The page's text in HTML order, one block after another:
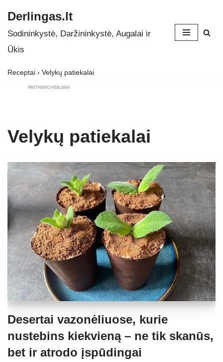
Skip
to
Derlingas.lt
Sodininkystė, Daržininkystė, Augalai ir
Ūkis
Receptai › Velykų patiekalai
PARTNERIO REKLAMA
Velykų patiekalai
Desertai vazonėliuose, kurie
nustebins kiekvieną – ne tik skanūs,
bet ir atrodo įspūdingai